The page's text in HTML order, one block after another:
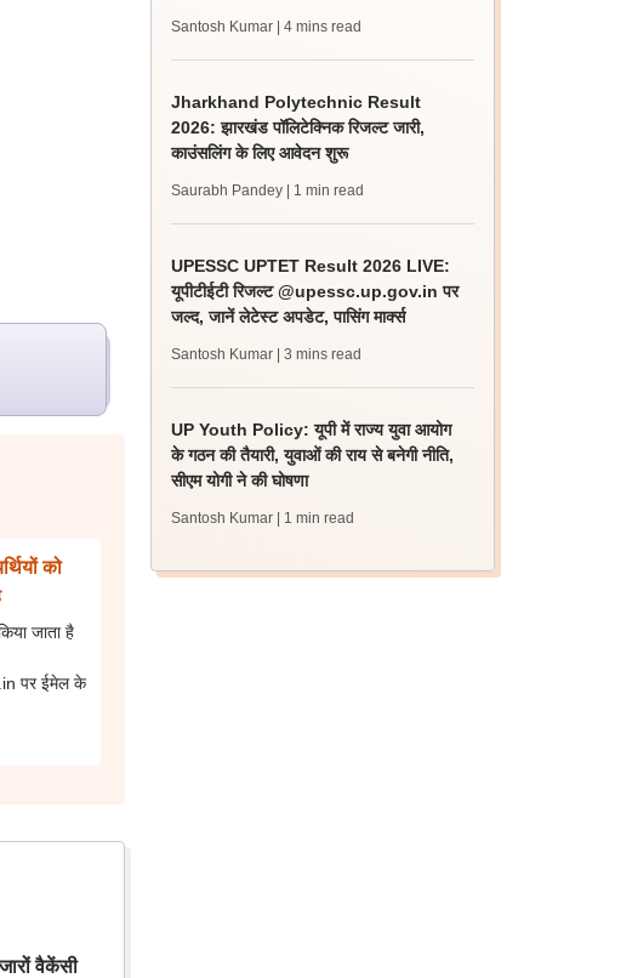
को
जाता है
पर ईमेल के
वैकेंसी
Santosh Kumar | 4 mins read
Jharkhand Polytechnic Result
2026: झारखंड पॉलिटेक्निक रिजल्ट जारी,
काउंसलिंग के लिए आवेदन शुरू
Saurabh Pandey | 1 min read
UPESSC UPTET Result 2026 LIVE:
यूपीटीईटी रिजल्ट @upessc.up.gov.in पर
जल्द, जानें लेटेस्ट अपडेट, पासिंग मार्क्स
Santosh Kumar | 3 mins read
UP Youth Policy: यूपी में राज्य युवा आयोग
के गठन की तैयारी, युवाओं की राय से बनेगी नीति,
सीएम योगी ने की घोषणा
Santosh Kumar | 1 min read